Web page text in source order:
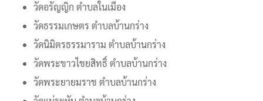
วัดอรัญญิก ตำบลในเมือง
วัดธรรมเกษตร ตำบลบ้านกร่าง
วัดนิมิตรธรรมาราม ตำบลบ้านกร่าง
วัดพระขาวไชยสิทธิ์ ตำบลบ้านกร่าง
วัดพระยายมราช ตำบลบ้านกร่าง